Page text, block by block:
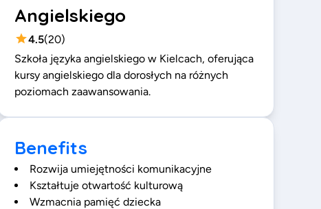
Angielskiego
4.5(20)
Szkoła języka angielskiego w Kielcach, oferująca
kursy angielskiego dla dorosłych na różnych
poziomach zaawansowania.
Benefits
Rozwija umiejętności komunikacyjne
Kształtuje otwartość kulturową
Wzmacnia pamięć dziecka